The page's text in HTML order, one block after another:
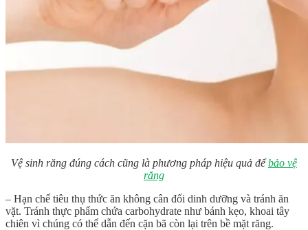
Vệ sinh răng đúng cách cũng là phương pháp hiệu quả đểbảo vệ
răng
– Hạn chế tiêu thụ thức ăn không cân đối dinh dưỡng và tránh ăn
vặt. Tránh thực phẩm chứa carbohydrate như bánh kẹo, khoai tây
chiên vì chúng có thể dẫn đến cặn bã còn lại trên bề mặt răng.